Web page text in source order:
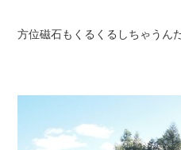
方位磁石もくるくるしちゃうん